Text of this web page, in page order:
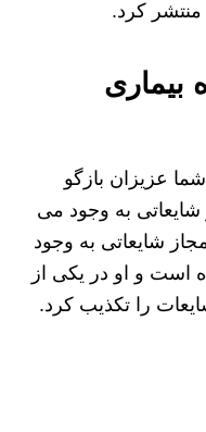
کرد.
بیماری
عزیزان بازگو
به وجود می
شایعاتی به وجود
است و او در یکی از
را تکذیب کرد.